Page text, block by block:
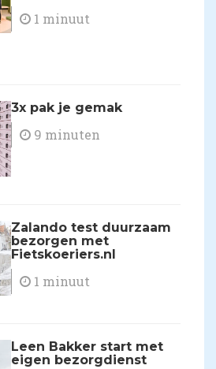
1 minuut
3x pak je gemak
9 minuten
Zalando test duurzaam
bezorgen met
Fietskoeriers.nl
1 minuut
Leen Bakker start met
eigen bezorgdienst